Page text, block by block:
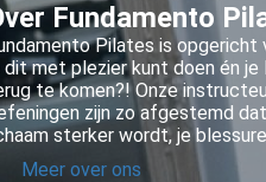
Fundamento
Pilates is opgericht
dit met plezier kunt doen én
te komen?! Onze
zijn zo afgestemd
sterker wordt, je
Meer over ons